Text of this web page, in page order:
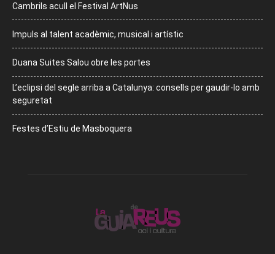
Cambrils acull el Festival ArtNus
Impuls al talent acadèmic, musical i artístic
Duana Suites Salou obre les portes
L’eclipsi del segle arriba a Catalunya: consells per gaudir-lo amb
seguretat
Festes d’Estiu de Masboquera